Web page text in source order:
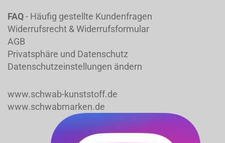
FAQ- Häufig gestellte Kundenfragen
Widerrufsrecht & Widerrufsformular
AGB
Privatsphäre und Datenschutz
Datenschutzeinstellungen ändern
www.schwab-kunststoff.de
www.schwabmarken.de